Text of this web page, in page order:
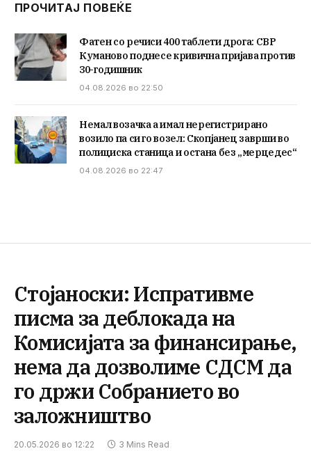
ПРОЧИТАЈ ПОВЕЌЕ
Фатен со речиси 400 таблети дрога: СВР
Куманово поднесе кривична пријава против
30-годишник
04.08.2026 во 22:50
Немал возачка а имал нерегистрирано
возило па си го возел: Скопјанец заврши во
полициска станица и остана без „мерцедес“
04.08.2026 во 22:47
Стојаноски: Испративме
писма за деблокада на
Комисијата за финансирање,
нема да дозволиме СДСМ да
го држи Собранието во
заложништво
20.05.2026 во 12:22 3 Mins Read